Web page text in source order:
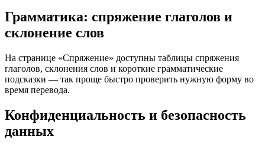
Грамматика: спряжение глаголов и
склонение слов
На странице «Спряжение» доступны таблицы спряжения
глаголов, склонения слов и короткие грамматические
подсказки — так проще быстро проверить нужную форму во
время перевода.
Конфиденциальность и безопасность
данных